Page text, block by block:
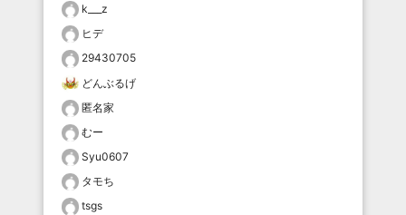
k___z
ヒデ
29430705
どんぶるげ
匿名家
むー
Syu0607
タモち
tsgs